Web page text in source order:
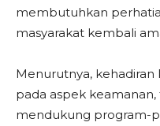
membutuhkan
masyarakat kembali
Menurutnya, kehadiran
pada aspek
mendukung program-